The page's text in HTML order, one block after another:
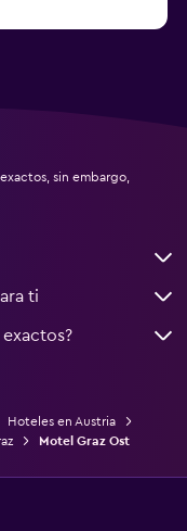
sin embargo,
ti
Hoteles en Austria
Motel Graz Ost